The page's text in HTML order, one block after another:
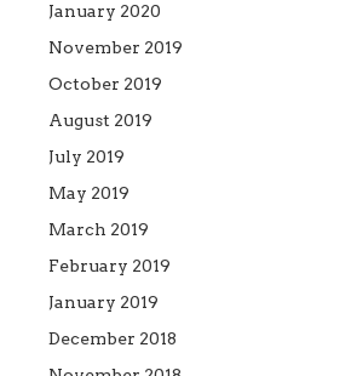
January 2020
November 2019
October 2019
August 2019
July 2019
May 2019
March 2019
February 2019
January 2019
December 2018